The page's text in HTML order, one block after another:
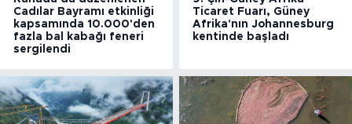
Cadılar Bayramı etkinliği
kapsamında 10.000'den
fazla bal kabağı feneri
sergilendi
Ticaret Fuarı, Güney
Afrika'nın Johannesburg
kentinde başladı